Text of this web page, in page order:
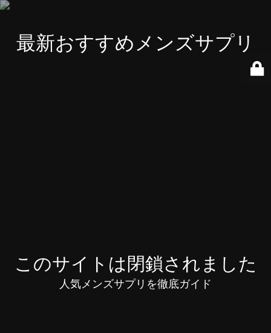
最新おすすめメンズサプリ
このサイトは閉鎖されました
人気メンズサプリを徹底ガイド